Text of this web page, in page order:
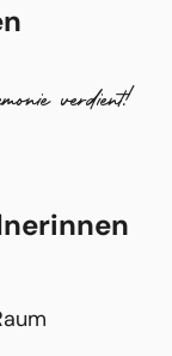
verdient!